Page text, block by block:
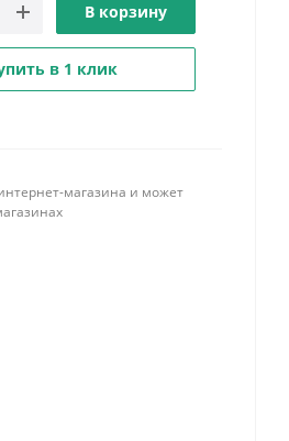
В корзину
в 1 клик
магазина и может